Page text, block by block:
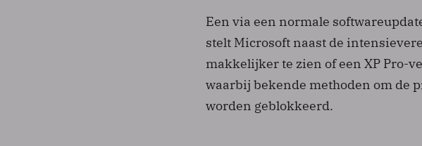
Een via een normale
stelt Microsoft naast de
makkelijker te zien of een XP Pro-
waarbij bekende methoden om de
worden geblokkeerd.